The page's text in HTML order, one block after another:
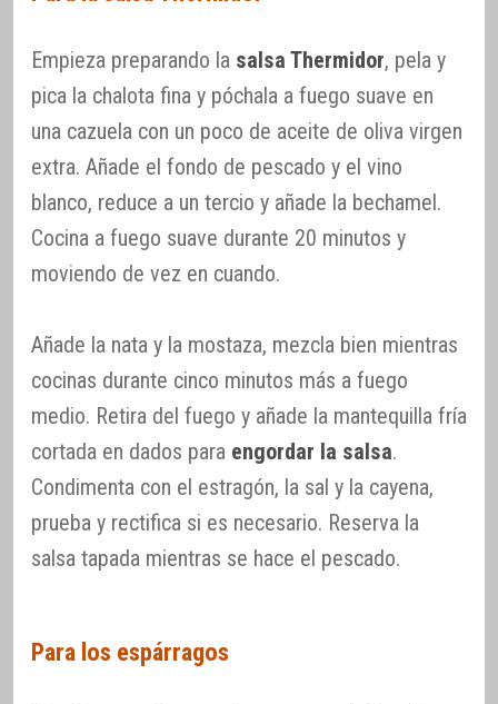
Empieza preparando la salsa Thermidor, pela y
pica la chalota fina y póchala a fuego suave en
una cazuela con un poco de aceite de oliva virgen
extra. Añade el fondo de pescado y el vino
blanco, reduce a un tercio y añade la bechamel.
Cocina a fuego suave durante 20 minutos y
moviendo de vez en cuando.
Añade la nata y la mostaza, mezcla bien mientras
cocinas durante cinco minutos más a fuego
medio. Retira del fuego y añade la mantequilla fría
cortada en dados para engordar la salsa.
Condimenta con el estragón, la sal y la cayena,
prueba y rectifica si es necesario. Reserva la
salsa tapada mientras se hace el pescado.
Para los espárragos